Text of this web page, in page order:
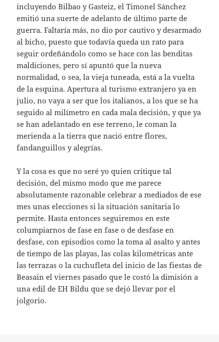
incluyendo Bilbao y Gasteiz, el Timonel Sánchez
emitió una suerte de adelanto de último parte de
guerra. Faltaría más, no dio por cautivo y desarmado
al bicho, puesto que todavía queda un rato para
seguir ordeñándolo como se hace con las benditas
maldiciones, pero sí apuntó que la nueva
normalidad, o sea, la vieja tuneada, está a la vuelta
de la esquina. Apertura al turismo extranjero ya en
julio, no vaya a ser que los italianos, a los que se ha
seguido al milímetro en cada mala decisión, y que ya
se han adelantado en ese terreno, le coman la
merienda a la tierra que nació entre flores,
fandanguillos y alegrías.
Y la cosa es que no seré yo quien critique tal
decisión, del mismo modo que me parece
absolutamente razonable celebrar a mediados de ese
mes unas elecciones si la situación sanitaria lo
permite. Hasta entonces seguiremos en este
columpiarnos de fase en fase o de desfase en
desfase, con episodios como la toma al asalto y antes
de tiempo de las playas, las colas kilométricas ante
las terrazas o la cuchufleta del inicio de las fiestas de
Beasain el viernes pasado que le costó la dimisión a
una edil de EH Bildu que se dejó llevar por el
jolgorio.